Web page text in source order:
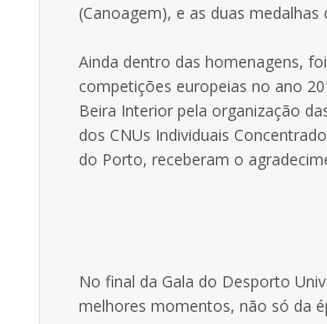
(Canoagem), e as duas
Ainda dentro das homenagens,
competições europeias no ano
Beira Interior pela organização
dos CNUs Individuais
do Porto, receberam o
No final da Gala do Desporto
melhores momentos, não só da